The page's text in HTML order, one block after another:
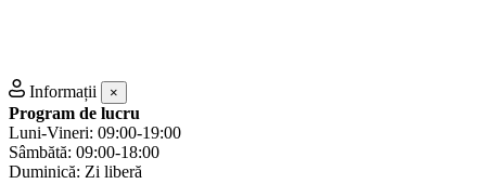
Informații ×
Program de lucru
Luni-Vineri: 09:00-19:00
Sâmbătă: 09:00-18:00
Duminică: Zi liberă